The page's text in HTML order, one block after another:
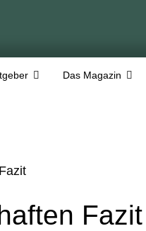
Das Magazin
Fazit